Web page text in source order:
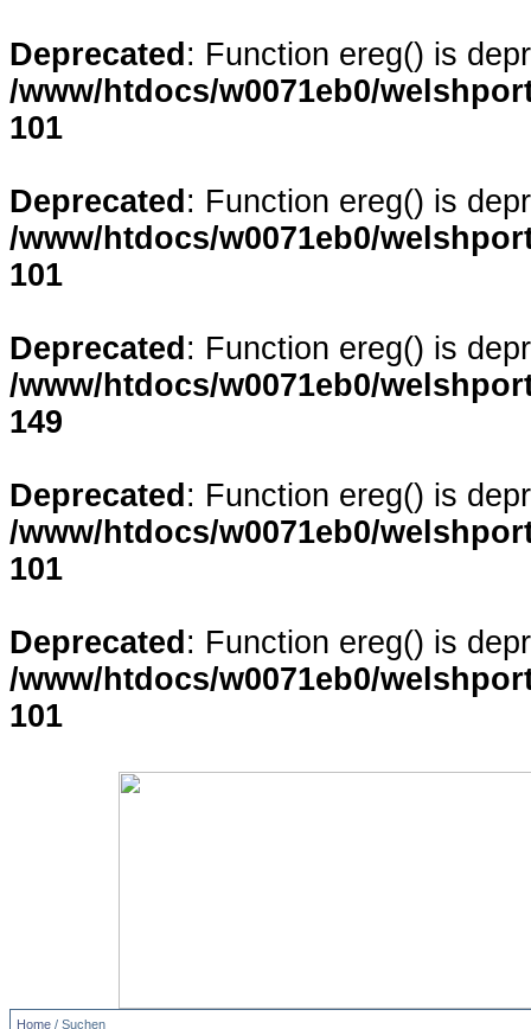
Deprecated : Function ereg() is
/www/htdocs/w0071eb0/
101
Deprecated : Function ereg() is
/www/htdocs/w0071eb0/
101
Deprecated : Function ereg() is
/www/htdocs/w0071eb0/
149
Deprecated : Function ereg() is
/www/htdocs/w0071eb0/
101
Deprecated : Function ereg() is
/www/htdocs/w0071eb0/
101
Home / Suchen